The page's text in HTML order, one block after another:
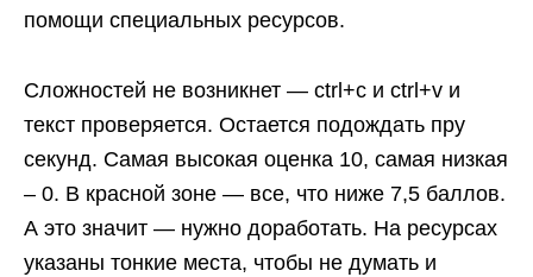
помощи специальных ресурсов.
Сложностей не возникнет — ctrl+c и ctrl+v и
текст проверяется. Остается подождать пру
секунд. Самая высокая оценка 10, самая низкая
– 0. В красной зоне — все, что ниже 7,5 баллов.
А это значит — нужно доработать. На ресурсах
указаны тонкие места, чтобы не думать и